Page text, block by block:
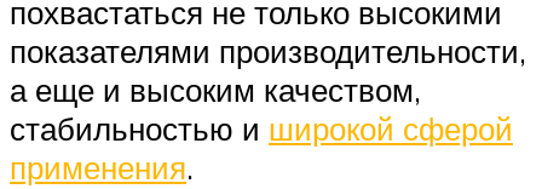
похвастаться не только высокими
показателями производительности,
а еще и высоким качеством,
стабильностью и широкой сферой
применения.